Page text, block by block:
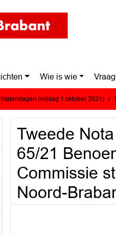
Wie is wie
Statendagen (vrijdag 1 oktober 2021)
Tweede
65/21
Commissie
Noord-